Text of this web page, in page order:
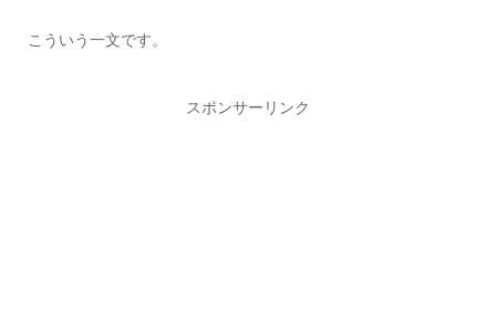
こういう一文です。
スポンサーリンク